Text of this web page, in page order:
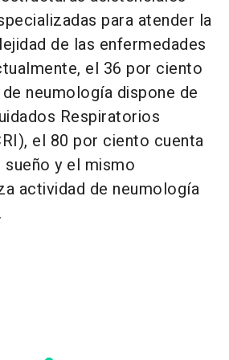
para atender la
de las enfermedades
el 36 por ciento
neumología dispone de
Respiratorios
el 80 por ciento cuenta
y el mismo
actividad de neumología